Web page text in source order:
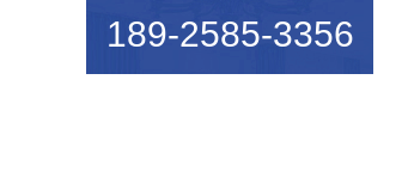
机械行业的宠儿——弹簧机
189-2585-3356